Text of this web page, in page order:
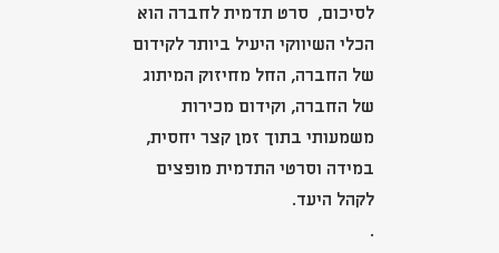
לסיכום, סרט תדמית לחברה הוא
הכלי השיווקי היעיל ביותר לקידום
של החברה, החל מחיזוק המיתוג
של החברה, וקידום מכירות
משמעותי בתוך זמן קצר יחסית,
במידה וסרטי התדמית מופצים
לקהל היעד.
.